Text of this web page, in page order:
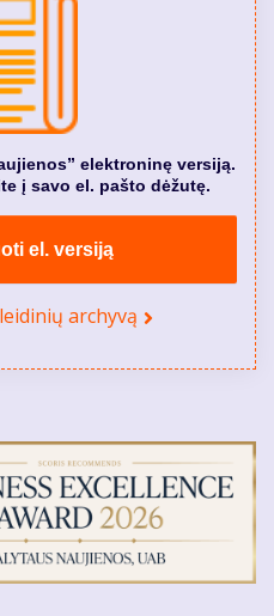
elektroninę versiją.
į savo el. pašto dėžutę.
el. versiją
archyvą